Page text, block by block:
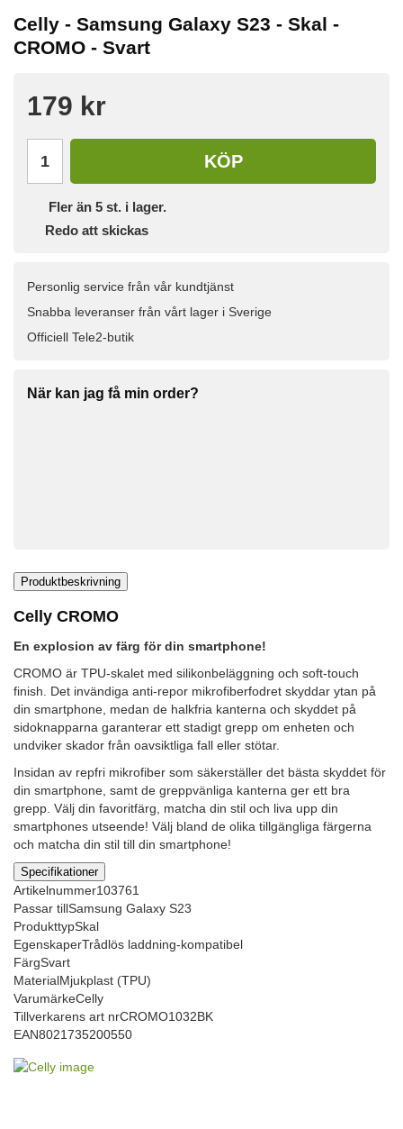
Celly - Samsung Galaxy S23 - Skal -
CROMO - Svart
179 kr
KÖP
Fler än 5 st. i lager.
Redo att skickas
Personlig service från vår kundtjänst
Snabba leveranser från vårt lager i Sverige
Officiell Tele2-butik
När kan jag få min order?
Produktbeskrivning
Celly CROMO
En explosion av färg för din smartphone!
CROMO är TPU-skalet med silikonbeläggning och soft-touch
finish. Det invändiga anti-repor mikrofiberfodret skyddar ytan på
din smartphone, medan de halkfria kanterna och skyddet på
sidoknapparna garanterar ett stadigt grepp om enheten och
undviker skador från oavsiktliga fall eller stötar.
Insidan av repfri mikrofiber som säkerställer det bästa skyddet för
din smartphone, samt de greppvänliga kanterna ger ett bra
grepp. Välj din favoritfärg, matcha din stil och liva upp din
smartphones utseende! Välj bland de olika tillgängliga färgerna
och matcha din stil till din smartphone!
Specifikationer
Artikelnummer103761
Passar tillSamsung Galaxy S23
ProdukttypSkal
EgenskaperTrådlös laddning-kompatibel
FärgSvart
MaterialMjukplast (TPU)
VarumärkeCelly
Tillverkarens art nrCROMO1032BK
EAN8021735200550